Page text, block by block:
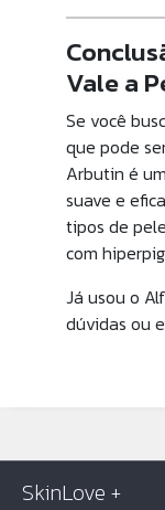
Vale a
Se você
que pode
Arbutin é
suave e
tipos de
com
Já usou o
dúvidas ou
SkinLove +